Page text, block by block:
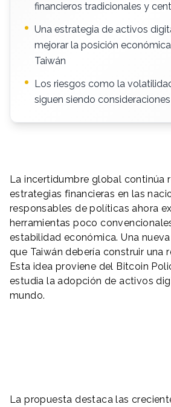
financieros tradicionales y
Una estrategia de activos
mejorar la posición
Taiwán
Los riesgos como la
siguen siendo
La incertidumbre global continúa
estrategias financieras en las
responsables de políticas ahora
herramientas poco
estabilidad económica. Una
que Taiwán debería construir una
Esta idea proviene del Bitcoin
estudia la adopción de activos
mundo.
La propuesta destaca las